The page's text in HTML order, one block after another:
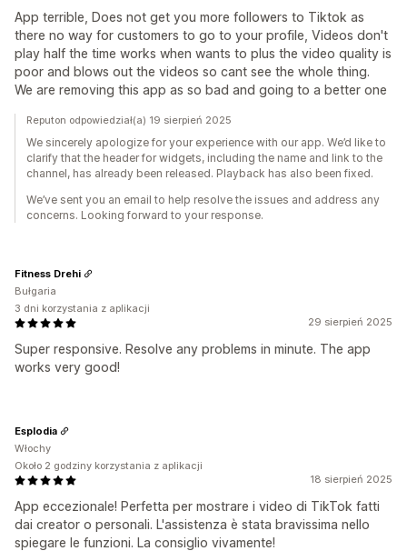
App terrible, Does not get you more followers to Tiktok as
there no way for customers to go to your profile, Videos don't
play half the time works when wants to plus the video quality is
poor and blows out the videos so cant see the whole thing.
We are removing this app as so bad and going to a better one
Reputon odpowiedział(a) 19 sierpień 2025
We sincerely apologize for your experience with our app. We’d like to
clarify that the header for widgets, including the name and link to the
channel, has already been released. Playback has also been fixed.
We’ve sent you an email to help resolve the issues and address any
concerns. Looking forward to your response.
29 sierpień 2025
Super responsive. Resolve any problems in minute. The app
works very good!
Fitness Drehi
Bułgaria
3 dni korzystania z aplikacji
18 sierpień 2025
App eccezionale! Perfetta per mostrare i video di TikTok fatti
dai creator o personali. L'assistenza è stata bravissima nello
spiegare le funzioni. La consiglio vivamente!
Esplodia
Włochy
Około 2 godziny korzystania z aplikacji